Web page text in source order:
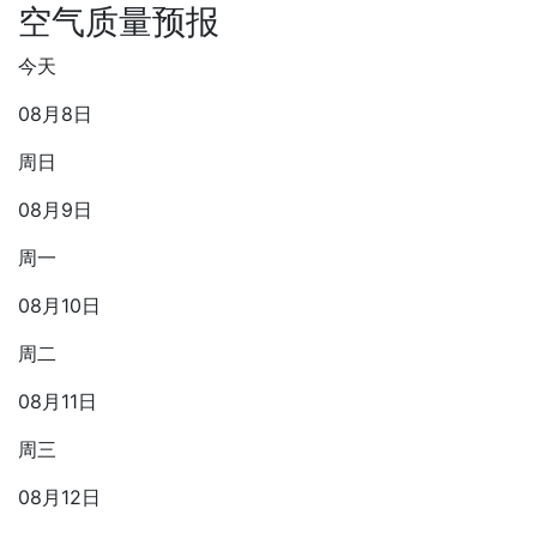
空气质量预报
今天
08月8日
周日
08月9日
周一
08月10日
周二
08月11日
周三
08月12日